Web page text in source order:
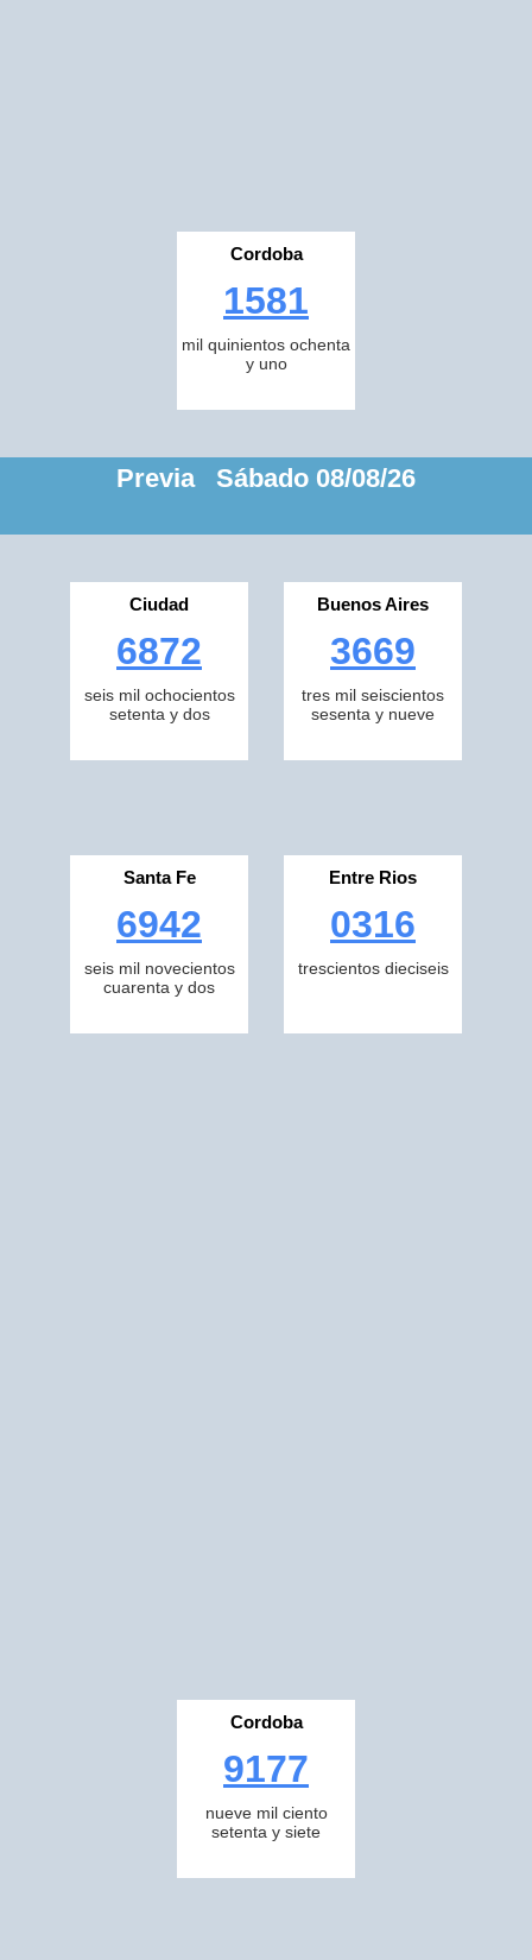
Cordoba
1581
mil quinientos ochenta
y uno
Previa Sábado 08/08/26
Ciudad
6872
seis mil ochocientos
setenta y dos
Buenos Aires
3669
tres mil seiscientos
sesenta y nueve
Santa Fe
6942
seis mil novecientos
cuarenta y dos
Entre Rios
0316
trescientos dieciseis
Cordoba
9177
nueve mil ciento
setenta y siete